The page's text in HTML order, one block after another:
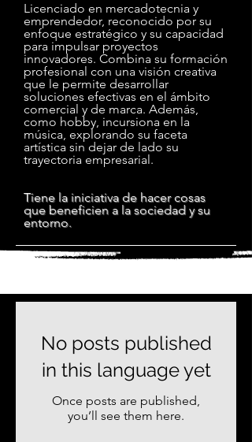
Licenciado en mercadotecnia y
emprendedor, reconocido por su
enfoque estratégico y su capacidad
para impulsar proyectos
innovadores. Combina su formación
profesional con una visión creativa
que le permite desarrollar
soluciones efectivas en el ámbito
comercial y de marca. Además,
como hobby, incursiona en la
música, explorando su faceta
artística sin dejar de lado su
trayectoria empresarial.
​Tiene la iniciativa de hacer cosas
que beneficien a la sociedad y su
entorno.
No posts published
in this language yet
Once posts are published,
you’ll see them here.